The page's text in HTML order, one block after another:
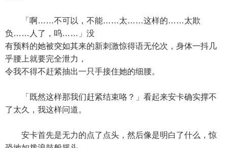
「啊……不可以，不能……太……这样的……太欺
负……人了，呜……」没
有预料的她被突如其来的新刺激惊得语无伦次，身体一抖几
乎腰上就要完全泄力，
令我不得不赶紧抽出一只手接住她的细腰。
「既然这样那我们赶紧结束咯？」看起来安卡确实撑不
了太久，我这样问道。
安卡首先是无力的点了点头，然后像是明白了什么，惊